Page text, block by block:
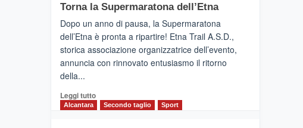
BROOKS
SuperMaratona
dell’Etna,
presentata
l’edizione
2026
Torna la Supermaratona dell’Etna
Dopo un anno di pausa, la Supermaratona
dell’Etna è pronta a ripartire! Etna Trail A.S.D.,
storica associazione organizzatrice dell’evento,
annuncia con rinnovato entusiasmo il ritorno
della...
Leggi tuttoLeggi
Alcantara Secondo taglio Sport